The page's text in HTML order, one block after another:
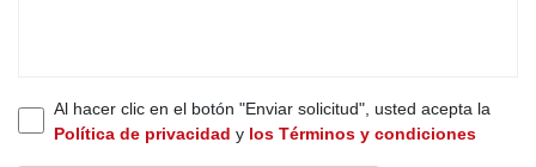
Al hacer clic en el botón "Enviar solicitud", usted acepta la
Política de privacidad y los Términos y condiciones